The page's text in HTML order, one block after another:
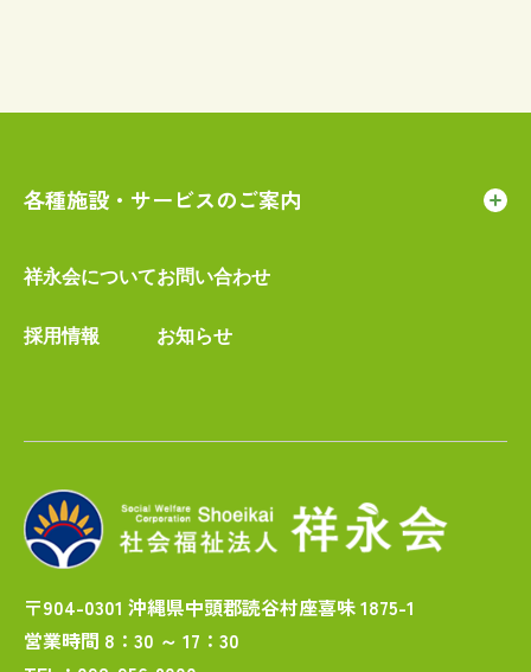
各種施設・サービスのご案内
祥永会について
採用情報
お問い合わせ
お知らせ
〒904-0301 沖縄県中頭郡読谷村座喜味 1875-1
営業時間 8：30 ～ 17：30